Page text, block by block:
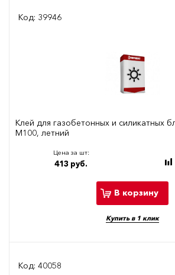
Код: 39946
Клей для газобетонных и силикатных
М100, летний
Цена за шт:
413 руб.
В корзину
Купить в 1 клик
Код: 40058